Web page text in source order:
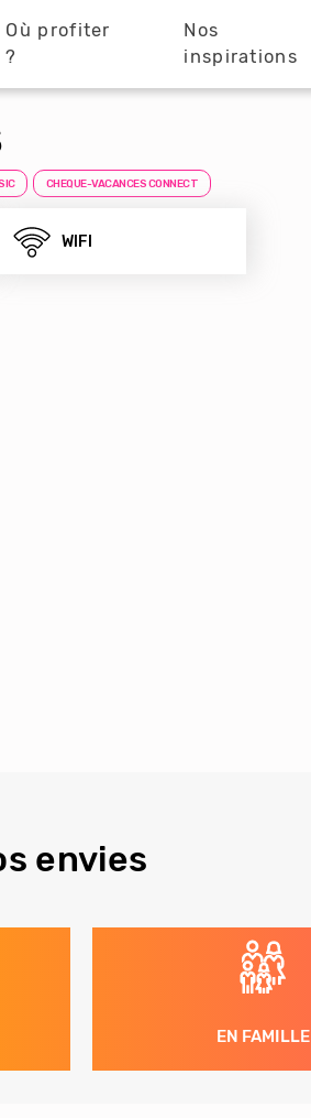
Où profiter
?
Nos
inspirations
CHEQUE-VACANCES CONNECT
WIFI
envies
EN FAMILLE